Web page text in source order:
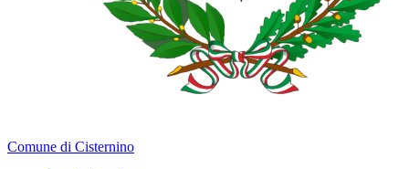
Comune di Cisternino